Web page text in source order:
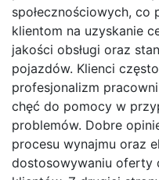
społecznościowych, co
klientom na uzyskanie
jakości obsługi oraz
pojazdów. Klienci
profesjonalizm
chęć do pomocy w
problemów. Dobre
procesu wynajmu oraz
dostosowywaniu oferty